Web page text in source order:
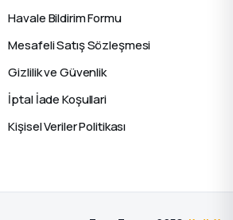
Havale Bildirim Formu
Mesafeli Satış Sözleşmesi
Gizlilik ve Güvenlik
İptal İade Koşullari
Kişisel Veriler Politikası